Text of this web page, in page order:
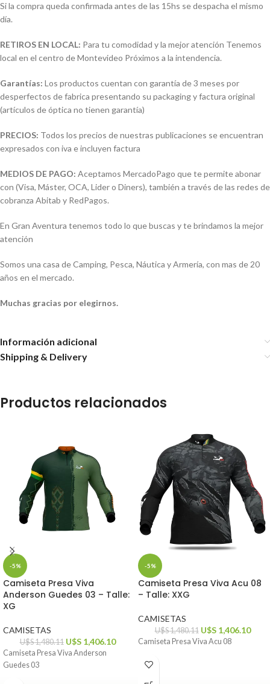
Si la compra queda confirmada antes de las 15hs se despacha el mismo
día.
RETIROS EN LOCAL: Para tu comodidad y la mejor atención Tenemos
local en el centro de Montevideo Próximos a la intendencia.
Garantías: Los productos cuentan con garantía de 3 meses por
desperfectos de fabrica presentando su packaging y factura original
(artículos de óptica no tienen garantía)
PRECIOS: Todos los precios de nuestras publicaciones se encuentran
expresados con iva e incluyen factura
MEDIOS DE PAGO: Aceptamos MercadoPago que te permite abonar
con (Visa, Máster, OCA, Lider o Diners), también a través de las redes de
cobranza Abitab y RedPagos.
En Gran Aventura tenemos todo lo que buscas y te brindamos la mejor
atención
Somos una casa de Camping, Pesca, Náutica y Armería, con mas de 20
años en el mercado.
Muchas gracias por elegirnos.
Información adicional
Shipping & Delivery
Productos relacionados
-5%
Camiseta Presa Viva
Anderson Guedes 03 – Talle:
XG
CAMISETAS
U$S1,480.11 U$S 1,406.10
Camiseta Presa Viva Anderson
Guedes 03
-5%
Camiseta Presa Viva Acu 08
– Talle: XXG
CAMISETAS
U$S1,480.11 U$S 1,406.10
Camiseta Presa Viva Acu 08